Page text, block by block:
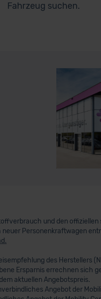
Fahrzeug suchen.
und den
Personenkraftwagen
des Herstellers
Ersparnis errechnen sich
aktuellen Angebotspreis.
Angebot der